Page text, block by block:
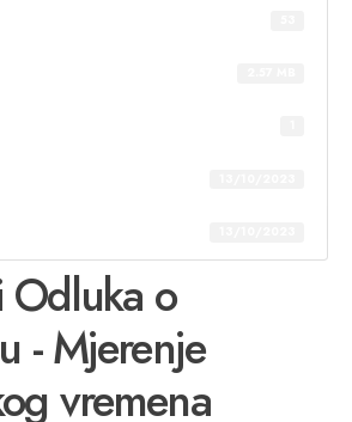
Odluka o
- Mjerenje
vremena